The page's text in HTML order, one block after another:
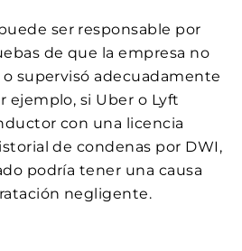
ser responsable por
de que la empresa no
supervisó adecuadamente
ejemplo, si Uber o Lyft
con una licencia
de condenas por DWI,
podría tener una causa
negligente.